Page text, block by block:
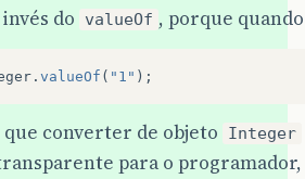
do valueOf , porque
. valueOf ( "1" );
que converter de objeto Integer
para o